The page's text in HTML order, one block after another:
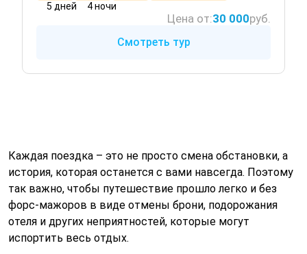
5 дней
4 ночи
Цена от:30 000руб.
Смотреть тур
Каждая поездка – это не просто смена обстановки, а
история, которая останется с вами навсегда. Поэтому
так важно, чтобы путешествие прошло легко и без
форс-мажоров в виде отмены брони, подорожания
отеля и других неприятностей, которые могут
испортить весь отдых.